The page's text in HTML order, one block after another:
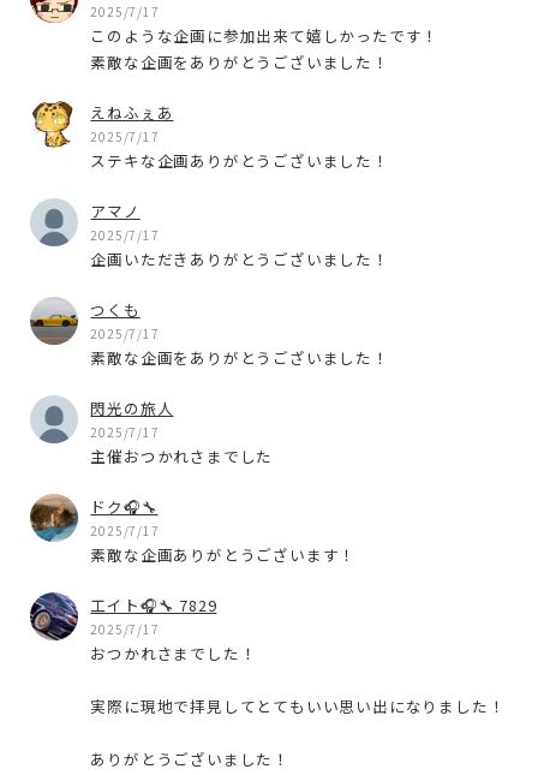
2025/7/17
このような企画に参加出来て嬉しかったです！
素敵な企画をありがとうございました！
えねふぇあ
2025/7/17
ステキな企画ありがとうございました！
アマノ
2025/7/17
企画いただきありがとうございました！
つくも
2025/7/17
素敵な企画をありがとうございました！
閃光の旅人
2025/7/17
主催おつかれさまでした
ドク🎧🔧
2025/7/17
素敵な企画ありがとうございます！
工イト🎧🔧 7829
2025/7/17
おつかれさまでした！
実際に現地で拝見してとてもいい思い出になりました！
ありがとうございました！